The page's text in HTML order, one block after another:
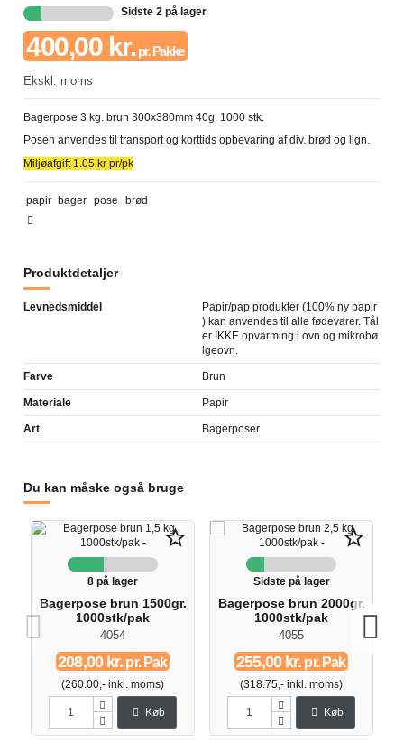
Sidste 2 på lager
400,00 kr.pr. Pakke
Ekskl. moms
Bagerpose 3 kg. brun 300x380mm 40g. 1000 stk.
Posen anvendes til transport og korttids opbevaring af div. brød og lign.
Miljøafgift 1.05 kr pr/pk
papir bager pose brød
Produktdetaljer
Levnedsmiddel
Papir/pap produkter (100% ny papir
) kan anvendes til alle fødevarer. Tål
er IKKE opvarming i ovn og mikrobø
lgeovn.
Farve Brun
Materiale Papir
Art Bagerposer
Du kan måske også bruge
star_border
8 på lager
Bagerpose brun 1500gr.
1000stk/pak
4054
208,00 kr. pr. Pak
(260.00,- inkl. moms)
Køb
star_border
Sidste på lager
Bagerpose brun 2000gr.
1000stk/pak
4055
255,00 kr. pr. Pak
(318.75,- inkl. moms)
Køb